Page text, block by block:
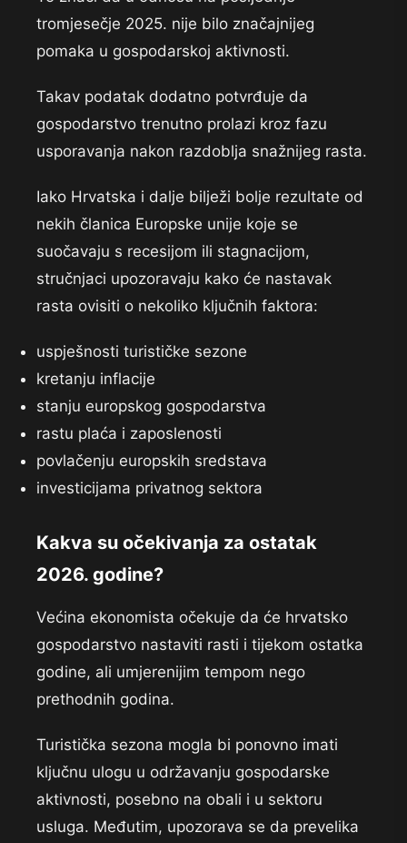
tromjesečje 2025. nije bilo značajnijeg
pomaka u gospodarskoj aktivnosti.
Takav podatak dodatno potvrđuje da
gospodarstvo trenutno prolazi kroz fazu
usporavanja nakon razdoblja snažnijeg rasta.
Iako Hrvatska i dalje bilježi bolje rezultate od
nekih članica Europske unije koje se
suočavaju s recesijom ili stagnacijom,
stručnjaci upozoravaju kako će nastavak
rasta ovisiti o nekoliko ključnih faktora:
uspješnosti turističke sezone
kretanju inflacije
stanju europskog gospodarstva
rastu plaća i zaposlenosti
povlačenju europskih sredstava
investicijama privatnog sektora
Kakva su očekivanja za ostatak
2026. godine?
Većina ekonomista očekuje da će hrvatsko
gospodarstvo nastaviti rasti i tijekom ostatka
godine, ali umjerenijim tempom nego
prethodnih godina.
Turistička sezona mogla bi ponovno imati
ključnu ulogu u održavanju gospodarske
aktivnosti, posebno na obali i u sektoru
usluga. Međutim, upozorava se da prevelika